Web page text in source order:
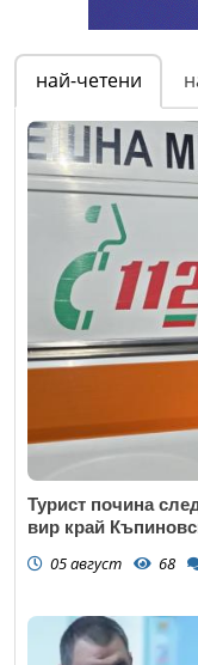
най-четени
Турист почина
вир край
05 август 68